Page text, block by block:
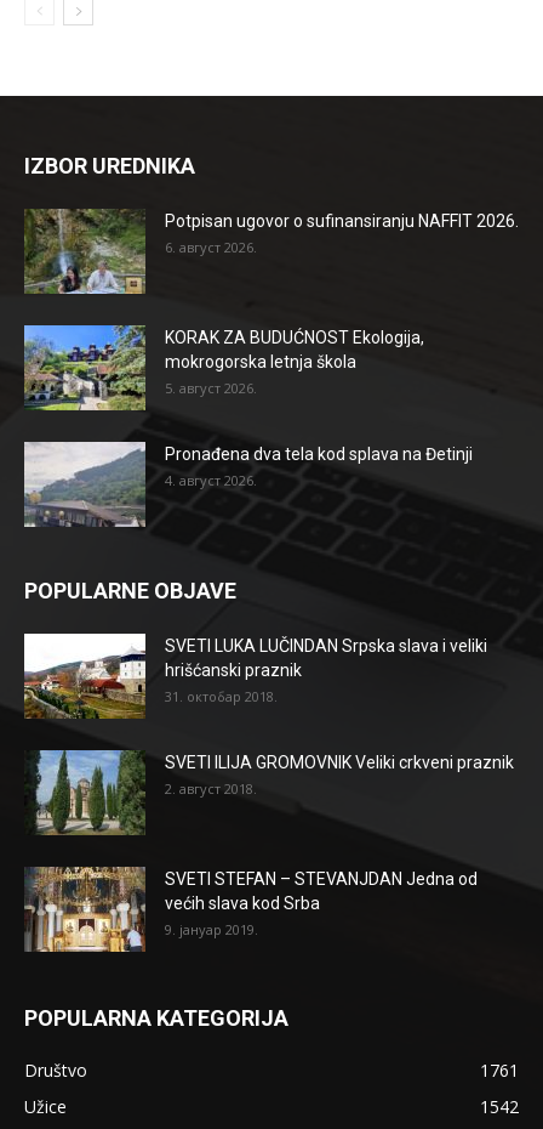
IZBOR UREDNIKA
Potpisan ugovor o sufinansiranju NAFFIT 2026.
6. август 2026.
KORAK ZA BUDUĆNOST Ekologija,
mokrogorska letnja škola
5. август 2026.
Pronađena dva tela kod splava na Đetinji
4. август 2026.
POPULARNE OBJAVE
SVETI LUKA LUČINDAN Srpska slava i veliki
hrišćanski praznik
31. октобар 2018.
SVETI ILIJA GROMOVNIK Veliki crkveni praznik
2. август 2018.
SVETI STEFAN – STEVANJDAN Jedna od
većih slava kod Srba
9. јануар 2019.
POPULARNA KATEGORIJA
Društvo
1761
Užice
1542